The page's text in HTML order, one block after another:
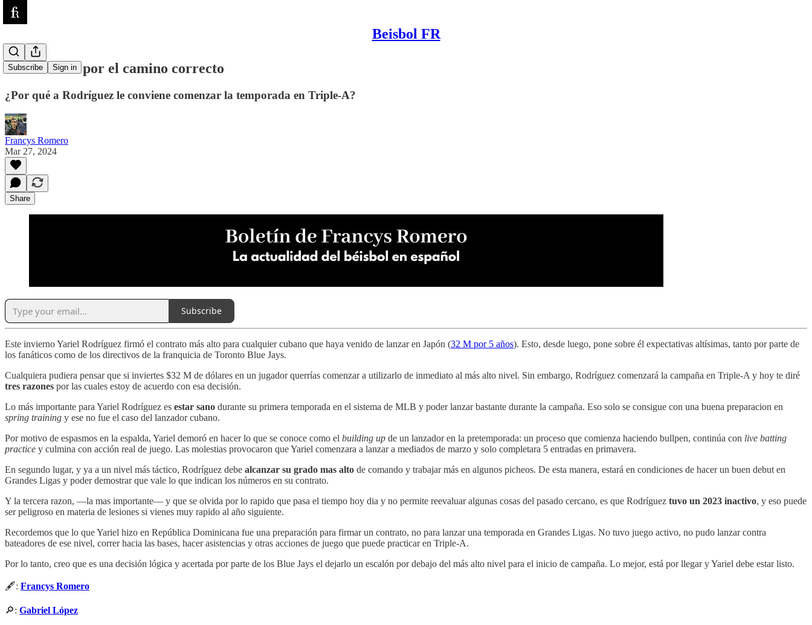
Beisbol FR
Subscribe Sign in
#126: Yariel por el camino correcto
¿Por qué a Rodríguez le conviene comenzar la temporada en Triple-A?
Francys Romero
Mar 27, 2024
Share
Subscribe
Este invierno Yariel Rodríguez firmó el contrato más alto para cualquier cubano que haya venido de lanzar en Japón (32 M por 5 años). Esto, desde luego, pone sobre él expectativas altísimas, tanto por parte de
los fanáticos como de los directivos de la franquicia de Toronto Blue Jays.
Cualquiera pudiera pensar que si inviertes $32 M de dólares en un jugador querrías comenzar a utilizarlo de inmediato al más alto nivel. Sin embargo, Rodríguez comenzará la campaña en Triple-A y hoy te diré
tres razones por las cuales estoy de acuerdo con esa decisión.
Lo más importante para Yariel Rodríguez es estar sano durante su primera temporada en el sistema de MLB y poder lanzar bastante durante la campaña. Eso solo se consigue con una buena preparacion en
spring training y ese no fue el caso del lanzador cubano.
Por motivo de espasmos en la espalda, Yariel demoró en hacer lo que se conoce como el building up de un lanzador en la pretemporada: un proceso que comienza haciendo bullpen, continúa con live batting
practice y culmina con acción real de juego. Las molestias provocaron que Yariel comenzara a lanzar a mediados de marzo y solo completara 5 entradas en primavera.
En segundo lugar, y ya a un nivel más táctico, Rodríguez debe alcanzar su grado mas alto de comando y trabajar más en algunos picheos. De esta manera, estará en condiciones de hacer un buen debut en
Grandes Ligas y poder demostrar que vale lo que indican los números en su contrato.
Y la tercera razon, —la mas importante— y que se olvida por lo rapido que pasa el tiempo hoy dia y no permite reevaluar algunas cosas del pasado cercano, es que Rodríguez tuvo un 2023 inactivo, y eso puede
ser peligroso en materia de lesiones si vienes muy rapido al año siguiente.
Recordemos que lo que Yariel hizo en República Dominicana fue una preparación para firmar un contrato, no para lanzar una temporada en Grandes Ligas. No tuvo juego activo, no pudo lanzar contra
bateadores de ese nivel, correr hacia las bases, hacer asistencias y otras acciones de juego que puede practicar en Triple-A.
Por lo tanto, creo que es una decisión lógica y acertada por parte de los Blue Jays el dejarlo un escalón por debajo del más alto nivel para el inicio de campaña. Lo mejor, está por llegar y Yariel debe estar listo.
🖋️: Francys Romero
🔎: Gabriel López